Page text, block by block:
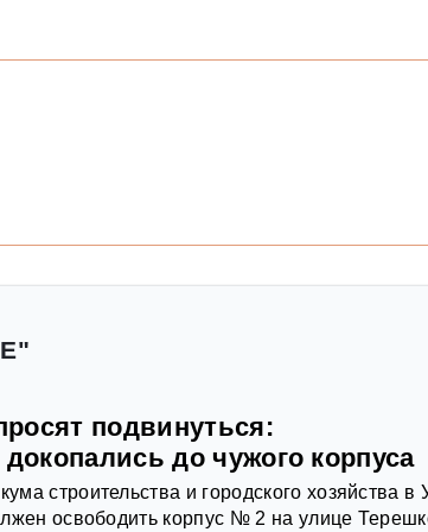
подвинуться:
до чужого корпуса
строительства и городского хозяйства в
освободить корпус № 2 на улице